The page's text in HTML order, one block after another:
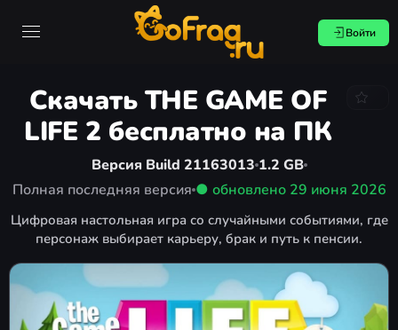
Войти
Скачать THE GAME OF
LIFE 2 бесплатно на ПК
Версия Build 21163013 1.2 GB
Полная последняя версия ● обновлено 29 июня 2026
Цифровая настольная игра со случайными событиями, где
персонаж выбирает карьеру, брак и путь к пенсии.